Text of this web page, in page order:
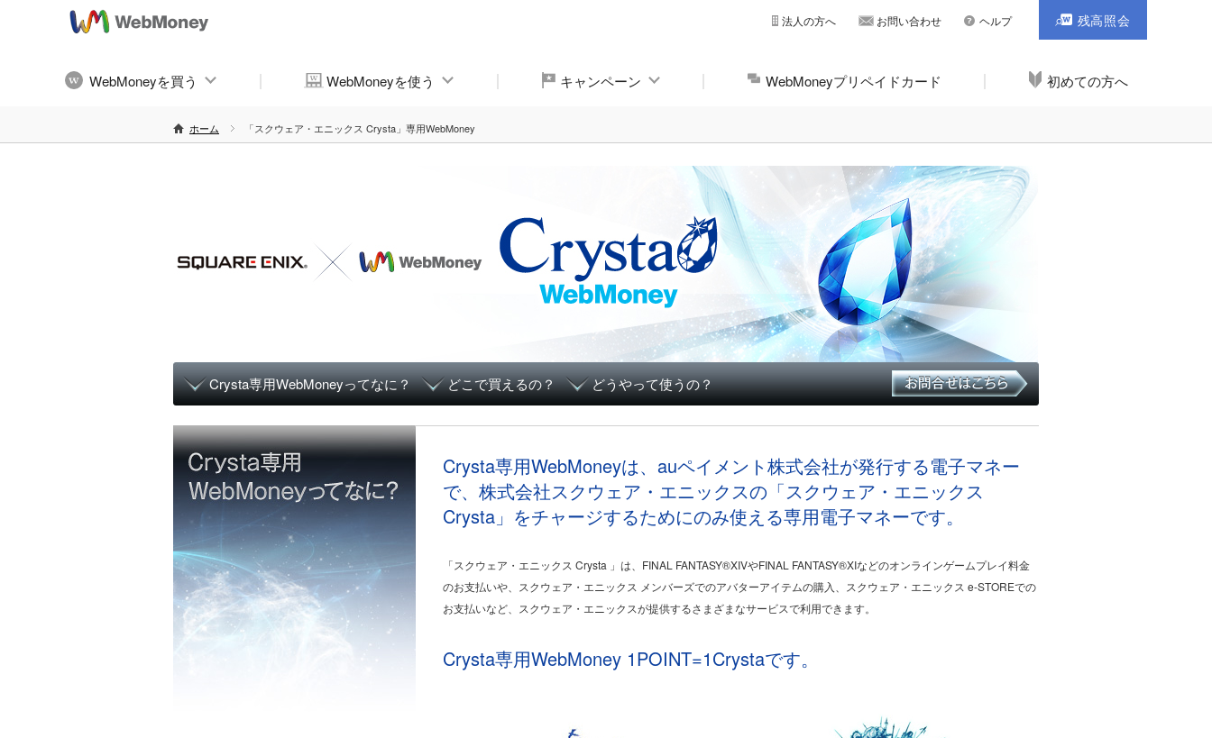
WebMoneyを買う WebMoneyを使う キャンペーン WebMoneyプリペイドカード 初めての方へ
法人の方へ お問い合わせ ヘルプ 残高照会
ホーム 「スクウェア・エニックス Crysta」専用WebMoney
Crysta専用WebMoneyってなに？ どこで買えるの？ どうやって使うの？
Crysta専用WebMoneyは、auペイメント株式会社が発行する電子マネー
で、株式会社スクウェア・エニックスの「スクウェア・エニックス
Crysta」をチャージするためにのみ使える専用電子マネーです。
「スクウェア・エニックス Crysta 」は、FINAL FANTASY®XIVやFINAL FANTASY®XIなどのオンラインゲームプレイ料金
のお支払いや、スクウェア・エニックス メンバーズでのアバターアイテムの購入、スクウェア・エニックス e-STOREでの
お支払いなど、スクウェア・エニックスが提供するさまざまなサービスで利用できます。
Crysta専用WebMoney 1POINT=1Crystaです。